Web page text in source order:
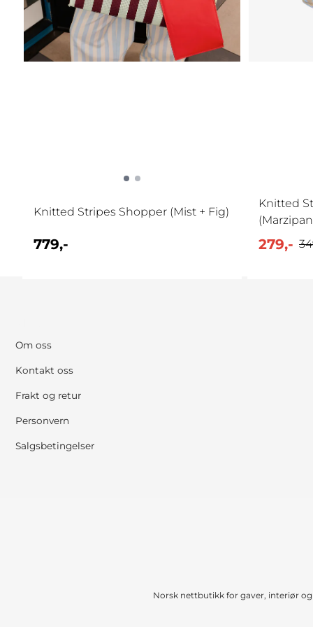
Knitted Stripes Shopper (Mist + Fig)
779,-
Knitted
279,-
Om oss
Kontakt oss
Frakt og retur
Personvern
Salgsbetingelser
Norsk nettbutikk for gaver, interiør